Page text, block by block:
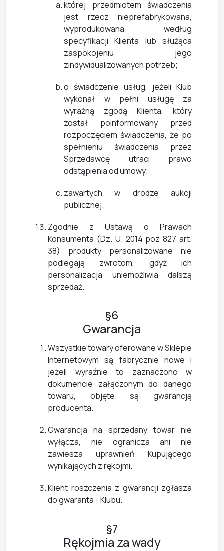
której przedmiotem świadczenia
jest rzecz nieprefabrykowana,
wyprodukowana według
specyfikacji Klienta lub służąca
zaspokojeniu jego
zindywidualizowanych potrzeb;
o świadczenie usług, jeżeli Klub
wykonał w pełni usługę za
wyraźną zgodą Klienta, który
został poinformowany przed
rozpoczęciem świadczenia, że po
spełnieniu świadczenia przez
Sprzedawcę utraci prawo
odstąpienia od umowy;
zawartych w drodze aukcji
publicznej.
Zgodnie z Ustawą o Prawach
Konsumenta (Dz. U. 2014 poz 827 art.
38) produkty personalizowane nie
podlegają zwrotom, gdyż ich
personalizacja uniemożliwia dalszą
sprzedaż.
§6
Gwarancja
Wszystkie towary oferowane w Sklepie
Internetowym są fabrycznie nowe i
jeżeli wyraźnie to zaznaczono w
dokumencie załączonym do danego
towaru, objęte są gwarancją
producenta.
Gwarancja na sprzedany towar nie
wyłącza, nie ogranicza ani nie
zawiesza uprawnień Kupującego
wynikających z rękojmi.
Klient roszczenia z gwarancji zgłasza
do gwaranta - Klubu.
§7
Rękojmia za wady